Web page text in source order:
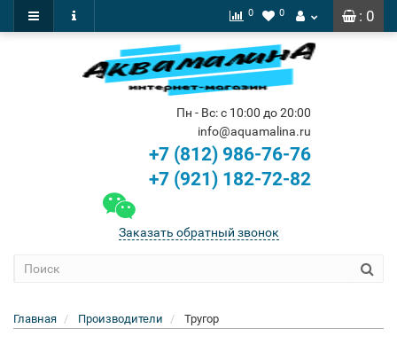
: 0
0 0
Пн - Вс: с 10:00 до 20:00
info@aquamalina.ru
+7 (812) 986-76-76
+7 (921) 182-72-82
Заказать обратный звонок
Главная Производители Тругор